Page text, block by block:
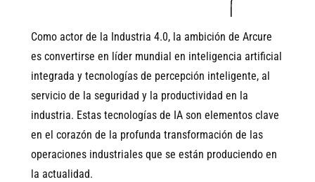
Como actor de la Industria 4.0, la ambición de Arcure
es convertirse en líder mundial en inteligencia artificial
integrada y tecnologías de percepción inteligente, al
servicio de la seguridad y la productividad en la
industria. Estas tecnologías de IA son elementos clave
en el corazón de la profunda transformación de las
operaciones industriales que se están produciendo en
la actualidad.